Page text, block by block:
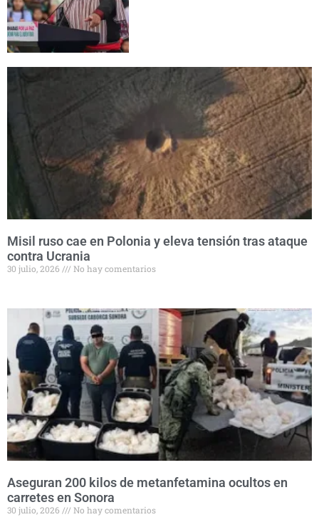
Misil ruso cae en Polonia y eleva tensión tras ataque
contra Ucrania
30 julio, 2026 No hay comentarios
Aseguran 200 kilos de metanfetamina ocultos en
carretes en Sonora
30 julio, 2026 No hay comentarios